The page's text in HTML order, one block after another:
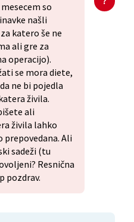
so
našli
katero še ne
ali gre za
operacijo).
se mora diete,
ne bi pojedla
živila.
ali
živila lahko
prepovedana. Ali
sadeži (tu
Resnična
pozdrav.